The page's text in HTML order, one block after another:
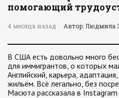
помогающий
4 месяца назад Автор: Людмила
В США есть довольно много
для иммигрантов, о которых
Английский, карьера,
жильём. Всё легально, без
Масюта рассказала в